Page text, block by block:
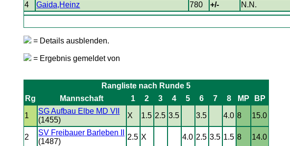
4
Gaida,Heinz 780 +/- N.N.
= Details ausblenden.
= Ergebnis gemeldet von
Rangliste nach Runde 5
Rg
Mannschaft 1 2 3 4 5 6 7 8 MP BP
1
SG Aufbau Elbe MD VII
(1455)
X 1.5 2.5 3.5 3.5 4.0 8 15.0
2
SV Freibauer Barleben II
(1487)
2.5 X 4.0 2.5 3.5 1.5 8 14.0